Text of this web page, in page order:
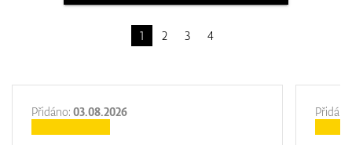
1 2 3 4
Přidáno: 03.08.2026